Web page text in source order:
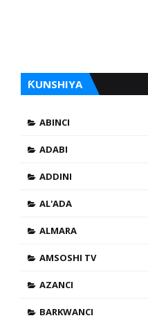
ƘUNSHIYA
ABINCI
ADABI
ADDINI
AL'ADA
ALMARA
AMSOSHI TV
AZANCI
BARKWANCI